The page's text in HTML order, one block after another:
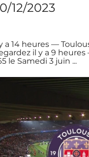
12/2023
a 14 heures —
il y a 9
le Samedi 3 juin ...